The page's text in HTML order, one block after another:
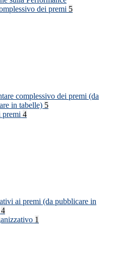
dei premi 5
complessivo dei premi (da
in tabelle) 5
premi 4
ai premi (da pubblicare in
4
1